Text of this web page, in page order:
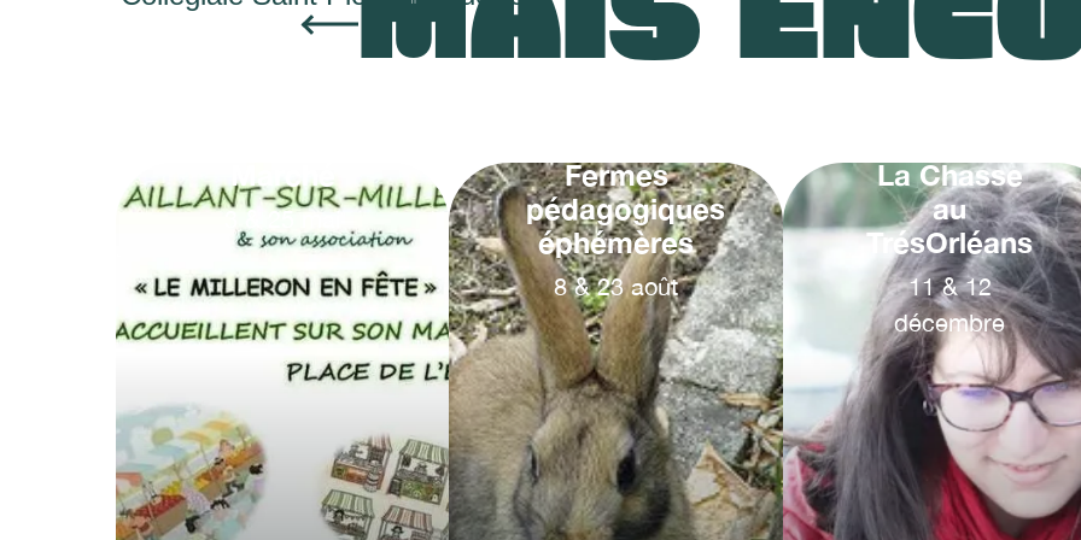
Marché
3 & 25 mai
Fermes
pédagogiques
éphémères
8 & 23 août
La Chasse
au
TrésOrléans
11 & 12
décembre